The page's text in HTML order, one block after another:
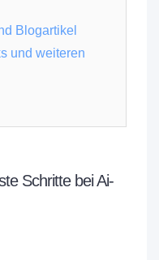
Blogartikel
und weiteren
Schritte bei Ai-